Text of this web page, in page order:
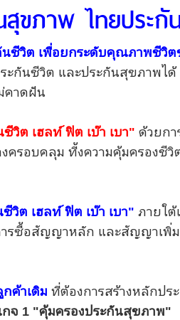
ขภาพ ไทยประ
ชีวิต เพื่อยกระดับคุณภาพชีวิต
ะกันชีวิต และประกันสุขภาพไ
คาดฝัน
วิต เฮลท์ ฟิต เบ๊า เบา" ด้วยกา
รอบคลุม ที้งความคุ้มครองชี
ต เฮลท์ ฟิต เบ๊า เบา" ภายใ
รซื้อสัญญาหลัก และสัญญาเพิ่
ค้าเดิม ที่ต้องการสร้างหลักปร
กจ 1 "คุ้มครองประกันสุขภาพ"